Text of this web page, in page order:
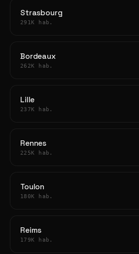
Strasbourg
291K hab.
Bordeaux
262K hab.
Lille
237K hab.
Rennes
225K hab.
Toulon
180K hab.
Reims
179K hab.